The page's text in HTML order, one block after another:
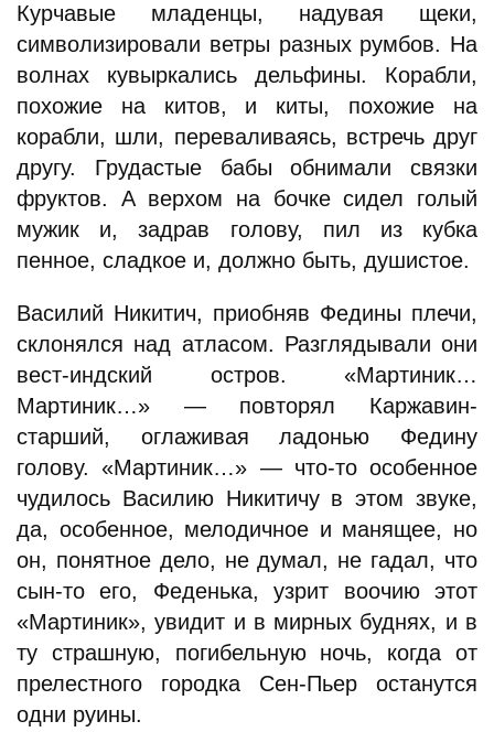
Курчавые младенцы, надувая щеки,
символизировали ветры разных румбов. На
волнах кувыркались дельфины. Корабли,
похожие на китов, и киты, похожие на
корабли, шли, переваливаясь, встречь друг
другу. Грудастые бабы обнимали связки
фруктов. А верхом на бочке сидел голый
мужик и, задрав голову, пил из кубка
пенное, сладкое и, должно быть, душистое.
Василий Никитич, приобняв Федины плечи,
склонялся над атласом. Разглядывали они
вест-индский остров. «Мартиник…
Мартиник…» — повторял Каржавин-
старший, оглаживая ладонью Федину
голову. «Мартиник…» — что-то особенное
чудилось Василию Никитичу в этом звуке,
да, особенное, мелодичное и манящее, но
он, понятное дело, не думал, не гадал, что
сын-то его, Феденька, узрит воочию этот
«Мартиник», увидит и в мирных буднях, и в
ту страшную, погибельную ночь, когда от
прелестного городка Сен-Пьер останутся
одни руины.